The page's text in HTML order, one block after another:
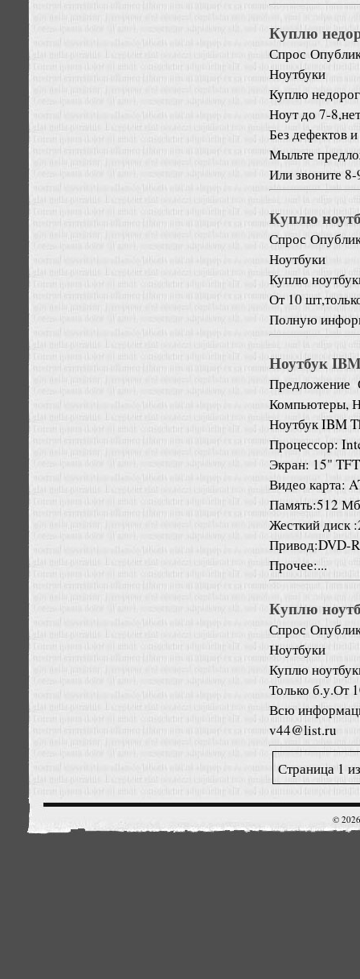
Куплю
Спрос
Ноутбуки
Куплю
Ноут до 7-
Без дефектов
Мыльте
Или звоните
Куплю
Спрос
Ноутбуки
Куплю
От 10
Полную
Ноутбук
Предложение
Компьютеры,
Ноутбук IBM
Процессор:
Экран: 15"
Видео карта:
Память:512
Жесткий диск
Привод:DVD-
Прочее:...
Куплю
Спрос
Ноутбуки
Куплю
Только б.у.От
Всю
v44@list.ru
Страница 1
©